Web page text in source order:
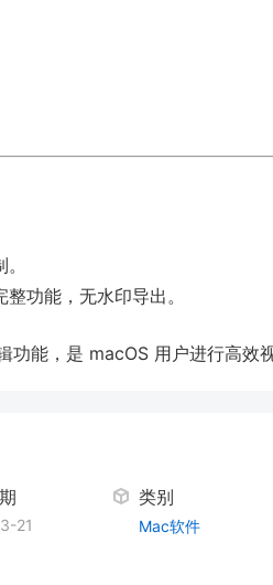
功能，无水印导出。
功能，是 macOS 用户进行高效
21
类别
Mac软件